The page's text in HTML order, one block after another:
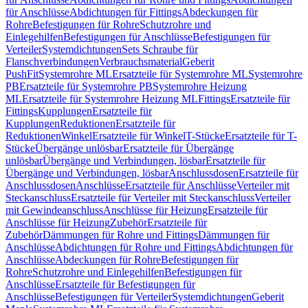
für AnschlüsseAbdichtungen für FittingsAbdeckungen für
RohreBefestigungen für RohreSchutzrohre und
EinlegehilfenBefestigungen für AnschlüsseBefestigungen für
VerteilerSystemdichtungenSets Schraube für
FlanschverbindungenVerbrauchsmaterialGeberit
PushFitSystemrohre MLErsatzteile für Systemrohre MLSystemrohre
PBErsatzteile für Systemrohre PBSystemrohre Heizung
MLErsatzteile für Systemrohre Heizung MLFittingsErsatzteile für
FittingsKupplungenErsatzteile für
KupplungenReduktionenErsatzteile für
ReduktionenWinkelErsatzteile für WinkelT-StückeErsatzteile für T-
StückeÜbergänge unlösbarErsatzteile für Übergänge
unlösbarÜbergänge und Verbindungen, lösbarErsatzteile für
Übergänge und Verbindungen, lösbarAnschlussdosenErsatzteile für
AnschlussdosenAnschlüsseErsatzteile für AnschlüsseVerteiler mit
SteckanschlussErsatzteile für Verteiler mit SteckanschlussVerteiler
mit GewindeanschlussAnschlüsse für HeizungErsatzteile für
Anschlüsse für HeizungZubehörErsatzteile für
ZubehörDämmungen für Rohre und FittingsDämmungen für
AnschlüsseAbdichtungen für Rohre und FittingsAbdichtungen für
AnschlüsseAbdeckungen für RohreBefestigungen für
RohreSchutzrohre und EinlegehilfenBefestigungen für
AnschlüsseErsatzteile für Befestigungen für
AnschlüsseBefestigungen für VerteilerSystemdichtungenGeberit